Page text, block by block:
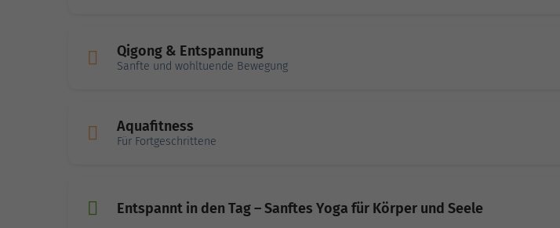
Qigong & Entspannung
Sanfte und wohltuende Bewegung
Aquafitness
Für Fortgeschrittene
Entspannt in den Tag – Sanftes Yoga für Körper und Seele